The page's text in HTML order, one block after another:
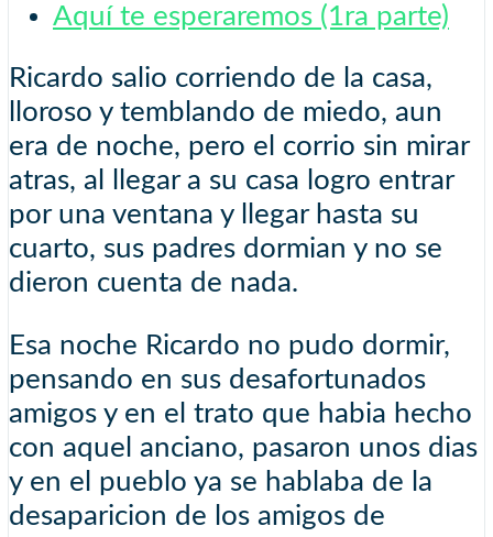
Aquí te esperaremos (1ra parte)
Ricardo salio corriendo de la casa,
lloroso y temblando de miedo, aun
era de noche, pero el corrio sin mirar
atras, al llegar a su casa logro entrar
por una ventana y llegar hasta su
cuarto, sus padres dormian y no se
dieron cuenta de nada.
Esa noche Ricardo no pudo dormir,
pensando en sus desafortunados
amigos y en el trato que habia hecho
con aquel anciano, pasaron unos dias
y en el pueblo ya se hablaba de la
desaparicion de los amigos de